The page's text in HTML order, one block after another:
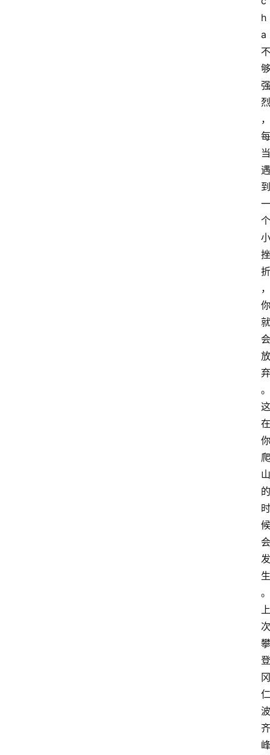
h
a
不
够
强
烈
，
每
当
遇
到
一
个
小
挫
折
，
你
就
会
放
弃
。
这
在
你
爬
山
的
时
候
会
发
生
。
上
次
攀
登
冈
仁
波
齐
峰